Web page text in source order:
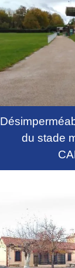
du stade